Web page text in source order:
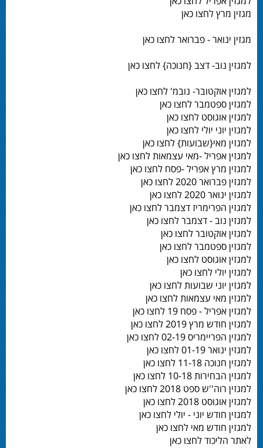
מגזין מרץ לחצו כאן
מגזין ינואר - פברואר לחצו כאן
למגזין נוב- דצב {חנוכה} לחצו כאן
למגזין אוקטובר- נובמ' לחצו כאן
למגזין ספטמבר לחצו כאן
למגזין אוגוסט לחצו כאן
למגזין יוני יולי לחצו כאן
למגזין מאי{שבועות} לחצו כאן
למגזין אפריל -מאי עצמאות לחצו כאן
למגזין מרץ אפריל -פסח לחצו כאן
למגזין פברואר 2020 לחצו כאן
למגזין ינואר 2020 לחצו כאן
למגזין הפרימריז דצמבר לחצו כאן
למגזין נוב - דצמבר לחצו כאן
למגזין אוקטובר לחצו כאן
למגזין ספטמבר לחצו כאן
למגזין אוגוסט לחצו כאן
למגזין יולי לחצו כאן
למגזין יוני שבועות לחצו כאן
למגזין מאי עצמאות לחצו כאן
למגזין אפריל - פסח 19 לחצו כאן
למגזין חודש מרץ 2019 לחצו כאן
למגזין הפריימריס 02-19 לחצו כאן
למגזין ינואר 01-19 לחצו כאן
למגזין חנוכה 11-18 לחצו כאן
למגזין הבחירות 10-18 לחצו כאן
למגזין רוה''ש ספט 2018 לחצו כאן
למגזין אוגוסט 2018 לחצו כאן
למגזין חודש יוני - יולי לחצו כאן
למגזין חודש מאי לחצו כאן
לאתר הליכוד לחצו כאן